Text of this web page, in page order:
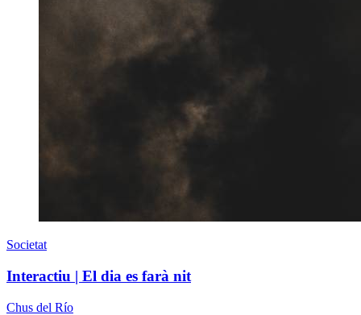
Societat
Interactiu | El dia es farà nit
Chus del Río